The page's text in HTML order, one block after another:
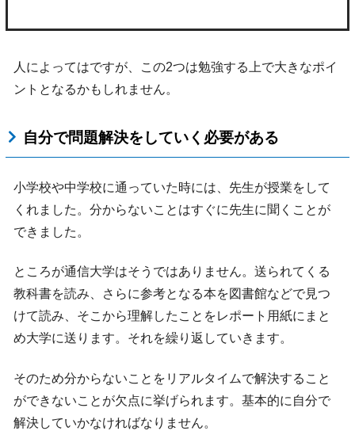
人によってはですが、この2つは勉強する上で大きなポイ
ントとなるかもしれません。
自分で問題解決をしていく必要がある
小学校や中学校に通っていた時には、先生が授業をして
くれました。分からないことはすぐに先生に聞くことが
できました。
ところが通信大学はそうではありません。送られてくる
教科書を読み、さらに参考となる本を図書館などで見つ
けて読み、そこから理解したことをレポート用紙にまと
め大学に送ります。それを繰り返していきます。
そのため分からないことをリアルタイムで解決すること
ができないことが欠点に挙げられます。基本的に自分で
解決していかなければなりません。